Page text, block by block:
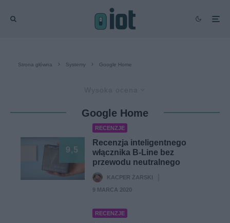
Strona główna Systemy Google Home
Google Home
9,5
RECENZJE
Recenzja inteligentnego
włącznika B-Line bez
przewodu neutralnego
KACPER ŻARSKI
9 MARCA 2020
RECENZJE